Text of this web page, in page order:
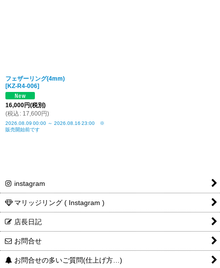
フェザーリング(4mm)
[KZ-R4-006]
16,000円(税別)
(税込 : 17,600円)
2026.08.09 00:00 ～ 2026.08.16 23:00 ※
販売開始前です
instagram
マリッジリング ( Instagram )
店長日記
お問合せ
お問合せの多いご質問(仕上げ方…)